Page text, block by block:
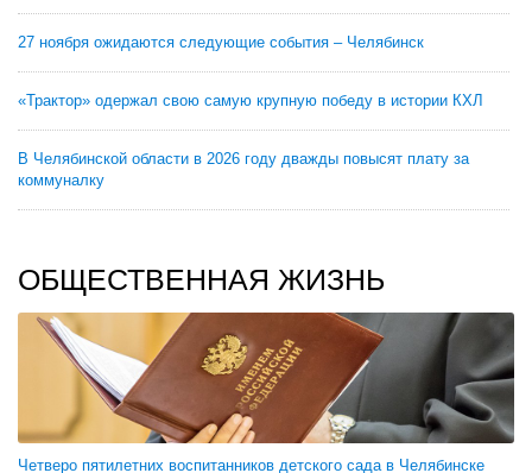
27 ноября ожидаются следующие события – Челябинск
«Трактор» одержал свою самую крупную победу в истории КХЛ
В Челябинской области в 2026 году дважды повысят плату за
коммуналку
ОБЩЕСТВЕННАЯ ЖИЗНЬ
Четверо пятилетних воспитанников детского сада в Челябинске